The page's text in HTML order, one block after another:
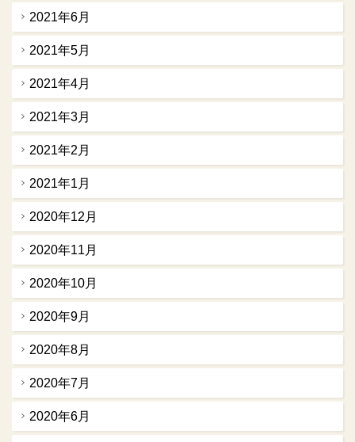
2021年6月
2021年5月
2021年4月
2021年3月
2021年2月
2021年1月
2020年12月
2020年11月
2020年10月
2020年9月
2020年8月
2020年7月
2020年6月